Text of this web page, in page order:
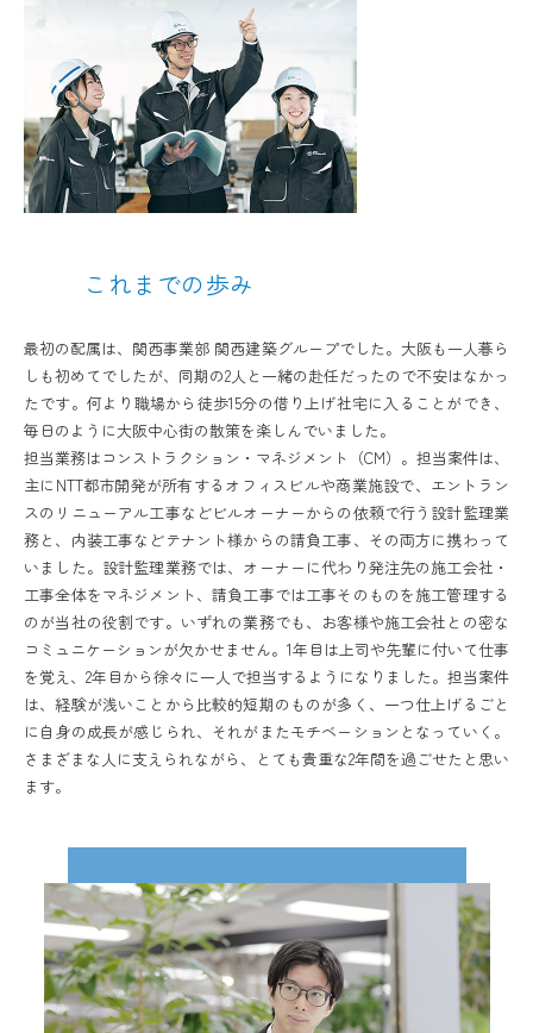
これまでの歩み
最初の配属は、関西事業部 関西建築グループでした。大阪も一人暮ら
しも初めてでしたが、同期の2人と一緒の赴任だったので不安はなかっ
たです。何より職場から徒歩15分の借り上げ社宅に入ることができ、
毎日のように大阪中心街の散策を楽しんでいました。
担当業務はコンストラクション・マネジメント（CM）。担当案件は、
主にNTT都市開発が所有するオフィスビルや商業施設で、エントラン
スのリニューアル工事などビルオーナーからの依頼で行う設計監理業
務と、内装工事などテナント様からの請負工事、その両方に携わって
いました。設計監理業務では、オーナーに代わり発注先の施工会社・
工事全体をマネジメント、請負工事では工事そのものを施工管理する
のが当社の役割です。いずれの業務でも、お客様や施工会社との密な
コミュニケーションが欠かせません。1年目は上司や先輩に付いて仕事
を覚え、2年目から徐々に一人で担当するようになりました。担当案件
は、経験が浅いことから比較的短期のものが多く、一つ仕上げるごと
に自身の成長が感じられ、それがまたモチベーションとなっていく。
さまざまな人に支えられながら、とても貴重な2年間を過ごせたと思い
ます。